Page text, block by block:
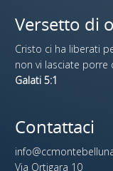
Versetto di
Cristo ci ha liberati
non vi lasciate porre
Galati 5:1
Contattaci
Via Ortigara 10